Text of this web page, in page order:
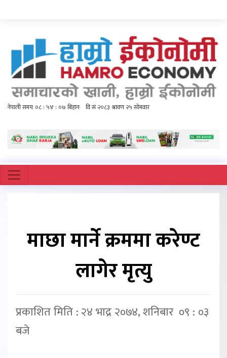
माछा मार्ने क्रममा करेण्ट
लागेर मृत्यु
प्रकाशित मिति : २४ भाद्र २०७४, शनिबार ०९ : ०३
बजे